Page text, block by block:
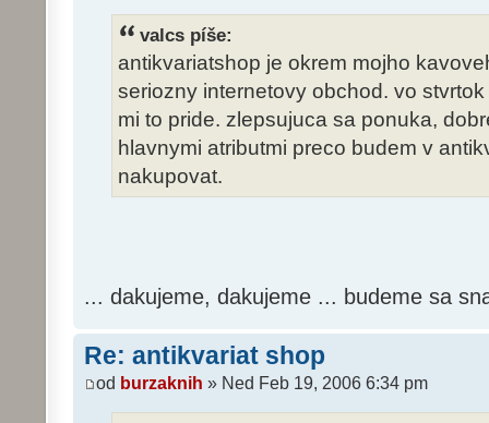
valcs píše:
antikvariatshop je okrem mojho
seriozny internetovy obchod. vo
mi to pride. zlepsujuca sa ponuka,
hlavnymi atributmi preco budem v
nakupovat.
... dakujeme, dakujeme ... budeme sa
Re: antikvariat shop
od burzaknih » Ned Feb 19, 2006 6:34 pm